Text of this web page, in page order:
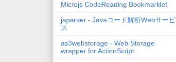
Microjs CodeReading Bookmarklet
japarser - Javaコード解析Webサービ
ス
as3webstorage - Web Storage
wrapper for ActionScript